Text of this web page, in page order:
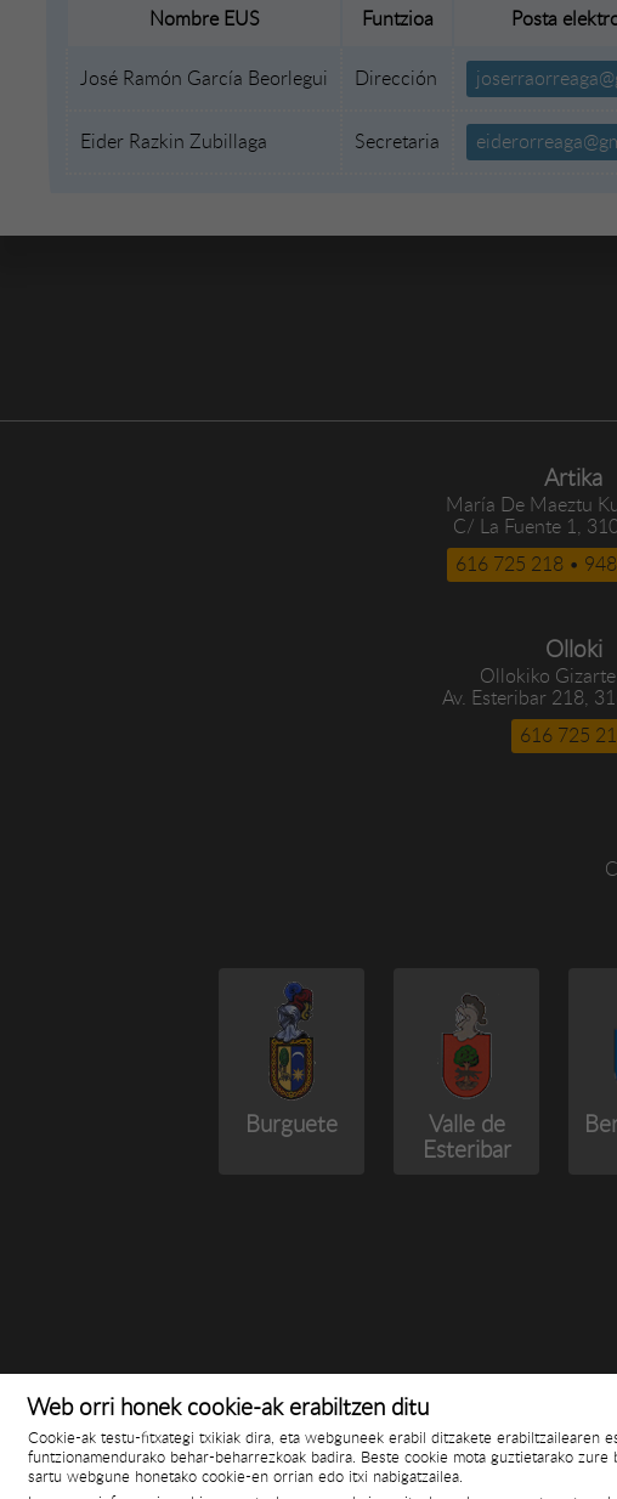
Web orri honek cookie-ak erabiltzen ditu
Cookie-ak testu-fitxategi txikiak dira, eta webguneek erabil ditzakete erabiltzailearen
funtzionamendurako behar-beharrezkoak badira. Beste cookie mota guztietarako
sartu webgune honetako cookie-en orrian edo itxi nabigatzailea.
Nombre EUS Funtzioa Posta
José Ramón García Beorlegui Dirección
Eider Razkin Zubillaga Secretaria
Artika
María De Maeztu
C/ La Fuente 1,
616 725 218 •
Olloki
Ollokiko Gizarte
Av. Esteribar 218,
616 725
Burguete
Valle de
Esteribar